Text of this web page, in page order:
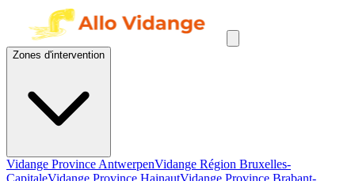
Zones d'intervention
Vidange Province AntwerpenVidange Région Bruxelles-
CapitaleVidange Province HainautVidange Province Brabant-